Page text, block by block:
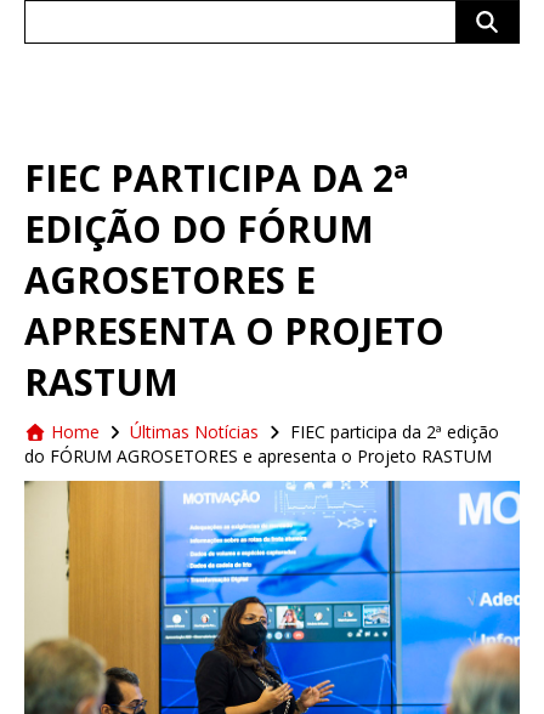
FIEC PARTICIPA DA 2ª
EDIÇÃO DO FÓRUM
AGROSETORES E
APRESENTA O PROJETO
RASTUM
Home Últimas Notícias
FIEC participa da 2ª edição
do FÓRUM AGROSETORES e apresenta o Projeto RASTUM